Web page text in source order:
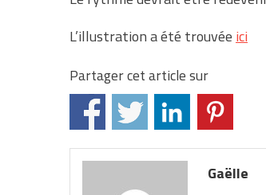
L’illustration a été trouvée ici
Partager cet article sur
Gaëlle